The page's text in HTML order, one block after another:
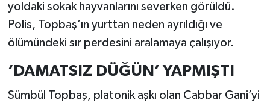
yoldaki sokak hayvanlarını severken görüldü.
Polis, Topbaş’ın yurttan neden ayrıldığı ve
ölümündeki sır perdesini aralamaya çalışıyor.
‘DAMATSIZ DÜĞÜN’ YAPMIŞTI
Sümbül Topbaş, platonik aşkı olan Cabbar Gani’yi